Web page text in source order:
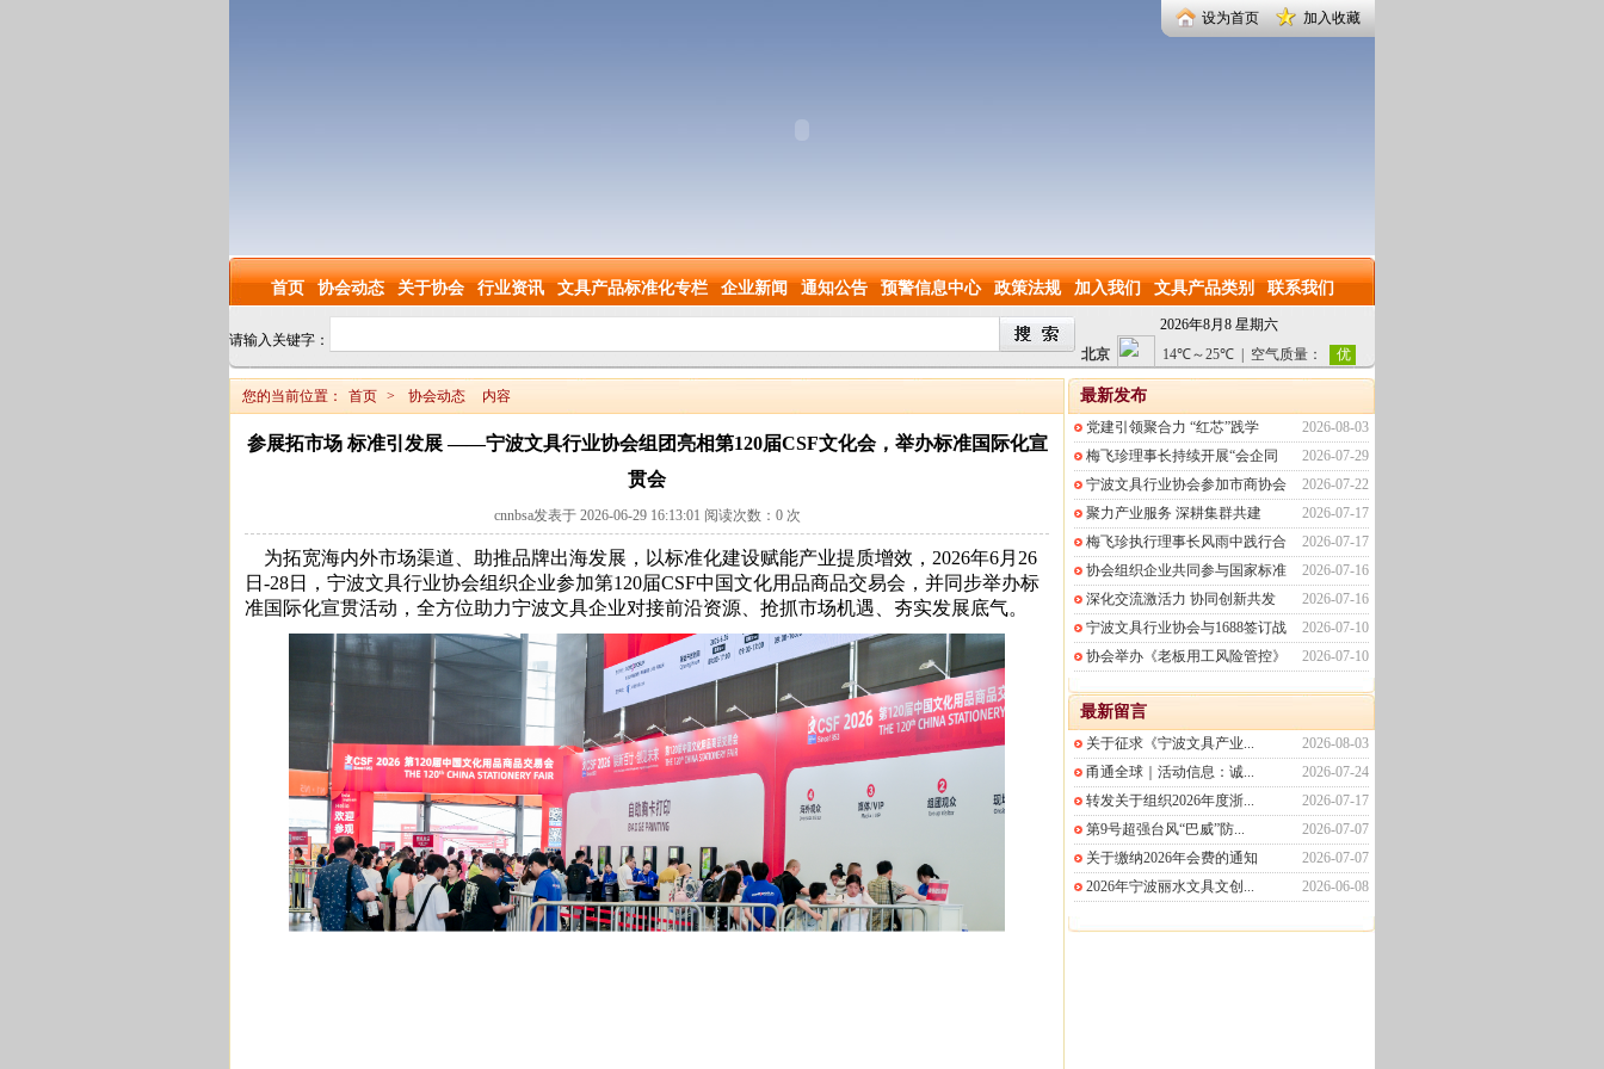
设为首页 加入收藏
首页 协会动态 关于协会 行业资讯 文具产品标准化专栏 企业新闻 通知公告 预警信息中心 政策法规 加入我们 文具产品类别 联系我们
请输入关键字：
2026年8月8 星期六
您的当前位置： 首页 > 协会动态 内容
参展拓市场 标准引发展 ——宁波文具行业协会组团亮相第120届CSF文化会，举办标准国际化宣
贯会
cnnbsa发表于 2026-06-29 16:13:01 阅读次数： 0次
为拓宽海内外市场渠道、助推品牌出海发展，以标准化建设赋能产业提质增效，2026年6月26
日-28日，宁波文具行业协会组织企业参加第120届CSF中国文化用品商品交易会，并同步举办标
准国际化宣贯活动，全方位助力宁波文具企业对接前沿资源、抢抓市场机遇、夯实发展底气。
最新留言
2026-08-03
关于征求《宁波文具产业...
2026-07-24
甬通全球｜活动信息：诚...
2026-07-17
转发关于组织2026年度浙...
2026-07-07
第9号超强台风“巴威”防...
2026-07-07
关于缴纳2026年会费的通知
2026-06-08
2026年宁波丽水文具文创...
最新发布
2026-08-03
党建引领聚合力 “红芯”践学
2026-07-29
梅飞珍理事长持续开展“会企同
2026-07-22
宁波文具行业协会参加市商协会
2026-07-17
聚力产业服务 深耕集群共建
2026-07-17
梅飞珍执行理事长风雨中践行合
2026-07-16
协会组织企业共同参与国家标准
2026-07-16
深化交流激活力 协同创新共发
2026-07-10
宁波文具行业协会与1688签订战
2026-07-10
协会举办《老板用工风险管控》